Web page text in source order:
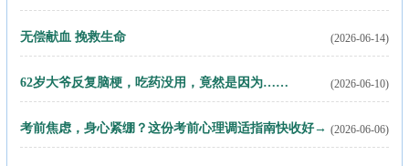
(2026-06-14)
无偿献血 挽救生命
(2026-06-10)
62岁大爷反复脑梗，吃药没用，竟然是因为……
(2026-06-06)
考前焦虑，身心紧绷？这份考前心理调适指南快收好→